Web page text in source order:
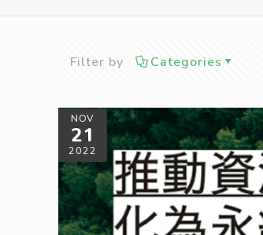
Filter by Categories
NOV
21
2022